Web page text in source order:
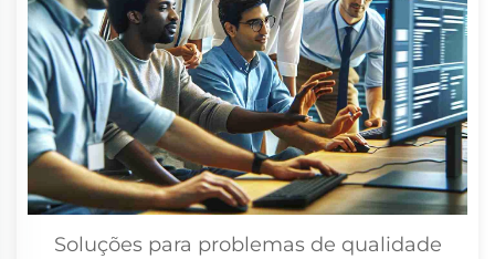
Soluções para problemas de qualidade